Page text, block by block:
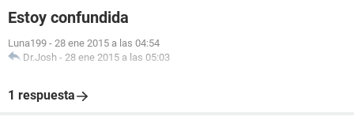
Estoy confundida
Luna199 - 28 ene 2015 a las 04:54
Dr.Josh - 28 ene 2015 a las 05:03
1 respuesta